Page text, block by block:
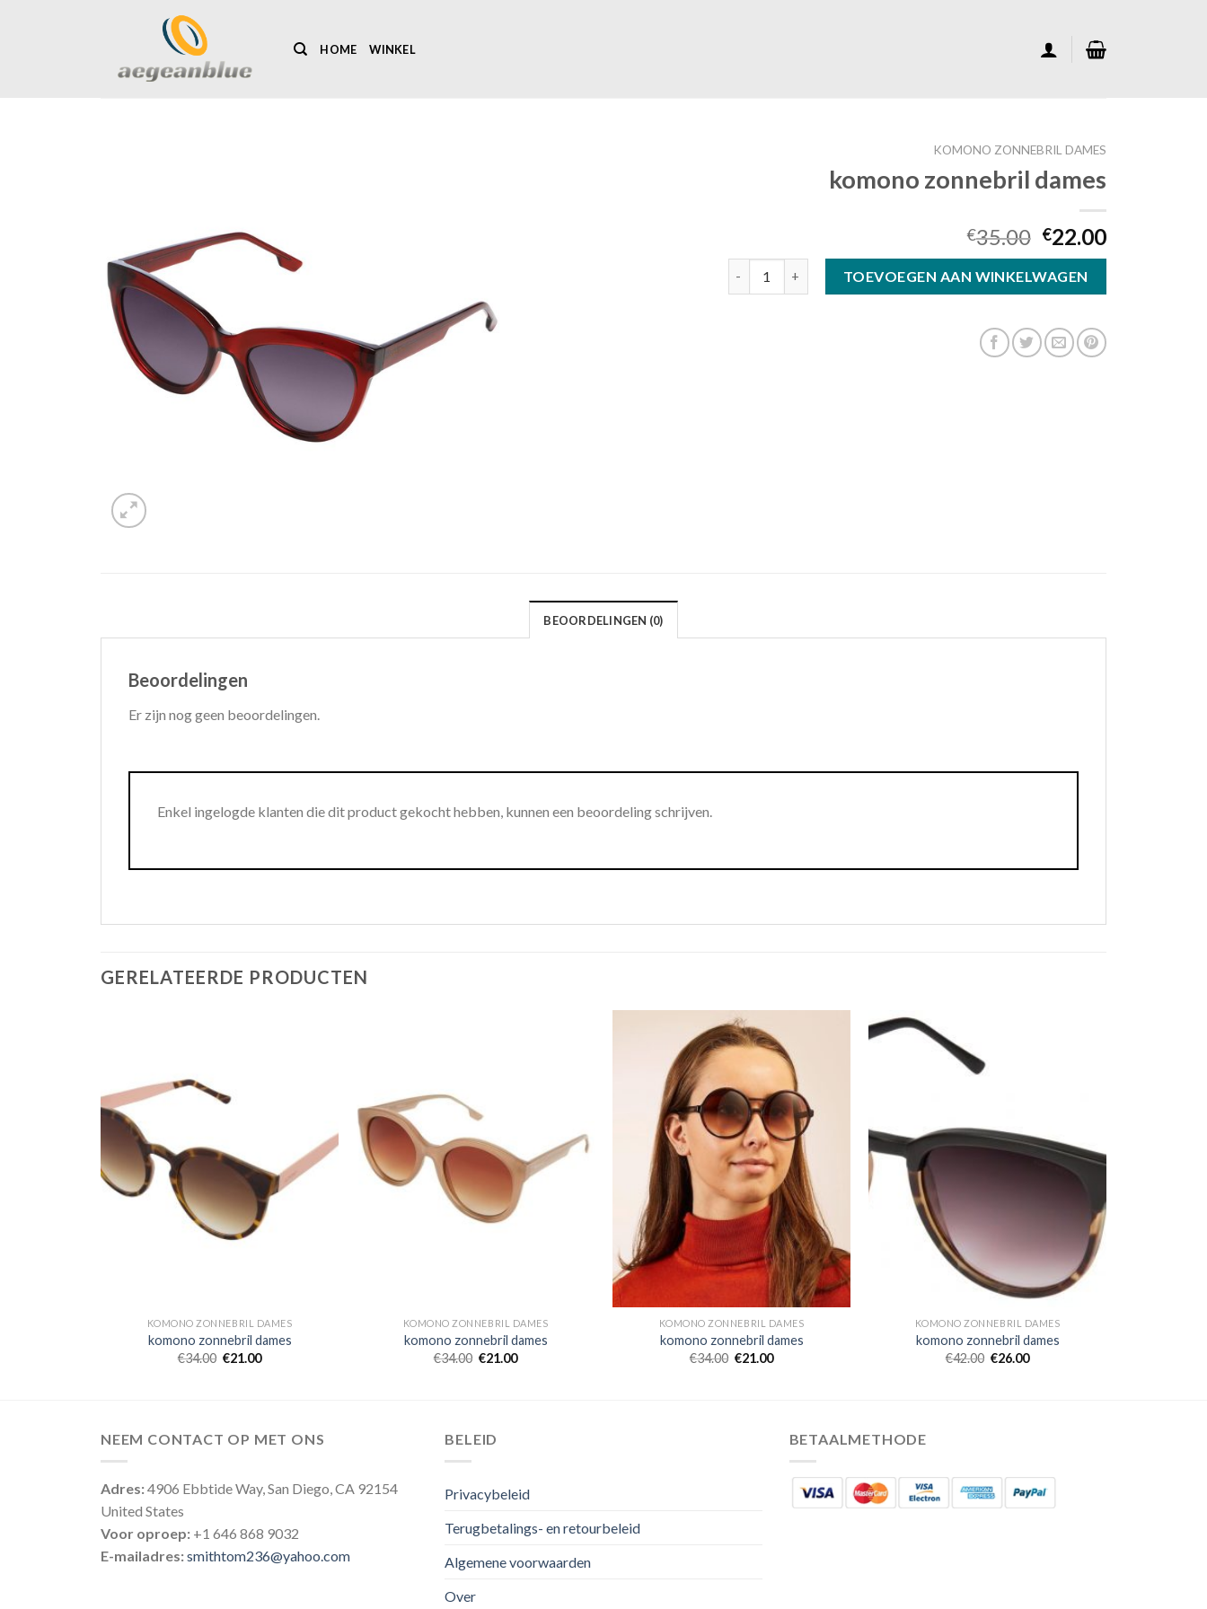
HOME WINKEL
KOMONO ZONNEBRIL DAMES
komono zonnebril dames
€35.00 €22.00
TOEVOEGEN AAN WINKELWAGEN
BEOORDELINGEN (0)
Beoordelingen
Er zijn nog geen beoordelingen.
Enkel ingelogde klanten die dit product gekocht hebben, kunnen een beoordeling schrijven.
GERELATEERDE PRODUCTEN
KOMONO ZONNEBRIL DAMES
komono zonnebril dames
€34.00 €21.00
KOMONO ZONNEBRIL DAMES
komono zonnebril dames
€34.00 €21.00
KOMONO ZONNEBRIL DAMES
komono zonnebril dames
€34.00 €21.00
KOMONO ZONNEBRIL DAMES
komono zonnebril dames
€42.00 €26.00
NEEM CONTACT OP MET ONS
Adres:4906 Ebbtide Way, San Diego, CA 92154
United States
Voor oproep: +1 646 868 9032
E-mailadres:smithtom236@yahoo.com
BELEID
Privacybeleid
Terugbetalings- en retourbeleid
Algemene voorwaarden
Over
BETAALMETHODE